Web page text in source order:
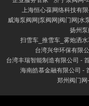
上海恒心葆网络科技有限
威海泵阀网|泵阀网|阀门网|水
扬州
扫雪车_推雪车_雾炮洒
台湾兴华环保有限
台湾丰瑞智能制造有限公司 -
海南皓慕金融有限公司 -
郑州阀门网